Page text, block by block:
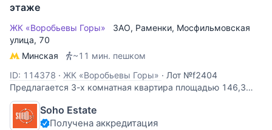
этаже
ЖК «Воробьевы Горы» ЗАО, Раменки, Мосфильмовская
улица, 70
Минская
~11 мин. пешком
ID: 114378 · ЖК «Воробьевы Горы» · Лот №f2404
Предлагается 3-х комнатная квартира площадью 146,3
кв.м. без отделки свободной планировки. В квартире
можно спланировать: кухню, гостиную, 2 спальни, 2
ванных комнаты, 2 гардеробных комнаты, гостевой с/узел.
Soho Estate
Получена аккредитация